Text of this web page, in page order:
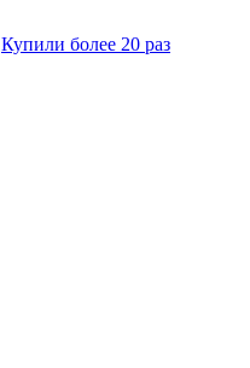
Купили более 20 раз